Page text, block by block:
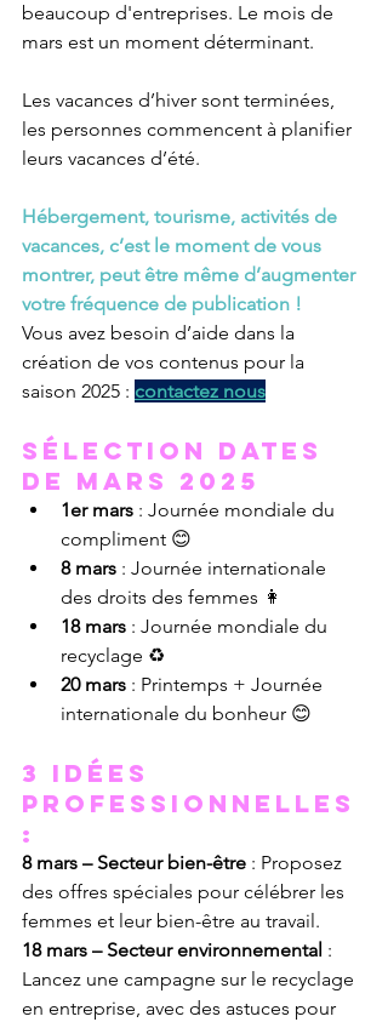
beaucoup d'entreprises. Le mois de
mars est un moment déterminant.
Les vacances d’hiver sont terminées,
les personnes commencent à planifier
leurs vacances d’été.
Hébergement, tourisme, activités de
vacances, c’est le moment de vous
montrer, peut être même d’augmenter
votre fréquence de publication !
Vous avez besoin d’aide dans la
création de vos contenus pour la
saison 2025 : contactez nous
sélection dates
de mars 2025
1er mars : Journée mondiale du
compliment 😊
8 mars : Journée internationale
des droits des femmes 👩
18 mars : Journée mondiale du
recyclage ♻️
20 mars : Printemps + Journée
internationale du bonheur 😊
3 Idées
professionnelles
:
8 mars – Secteur bien-être : Proposez
des offres spéciales pour célébrer les
femmes et leur bien-être au travail.
18 mars – Secteur environnemental :
Lancez une campagne sur le recyclage
en entreprise, avec des astuces pour